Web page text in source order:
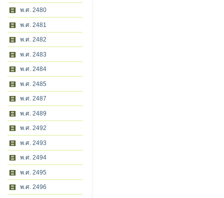
พ.ศ. 2480
พ.ศ. 2481
พ.ศ. 2482
พ.ศ. 2483
พ.ศ. 2484
พ.ศ. 2485
พ.ศ. 2487
พ.ศ. 2489
พ.ศ. 2492
พ.ศ. 2493
พ.ศ. 2494
พ.ศ. 2495
พ.ศ. 2496